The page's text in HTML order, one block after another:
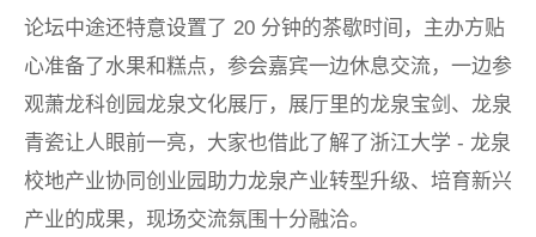
论坛中途还特意设置了 20 分钟的茶歇时间，主办方贴
心准备了水果和糕点，参会嘉宾一边休息交流，一边参
观萧龙科创园龙泉文化展厅，展厅里的龙泉宝剑、龙泉
青瓷让人眼前一亮，大家也借此了解了浙江大学 - 龙泉
校地产业协同创业园助力龙泉产业转型升级、培育新兴
产业的成果，现场交流氛围十分融洽。